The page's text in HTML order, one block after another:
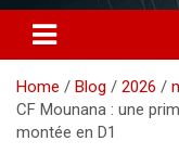
Home Blog 2026
CF Mounana : une
montée en D1